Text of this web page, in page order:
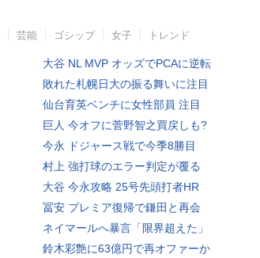
芸能 ゴシップ 女子 トレンド
大谷 NL MVP オッズでPCAに逆転
敗れた札幌日大の振る舞いに注目
仙台育英ベンチに女性部員 注目
巨人 今オフに菅野智之買戻しも?
今永 ドジャース戦で今季8勝目
村上 強打球のエラー判定が覆る
大谷 今永攻略 25号先頭打者HR
冨安 プレミア復帰で鎌田と再会
ネイマールへ暴言「限界超えた」
鈴木彩艶に63億円で再オファーか